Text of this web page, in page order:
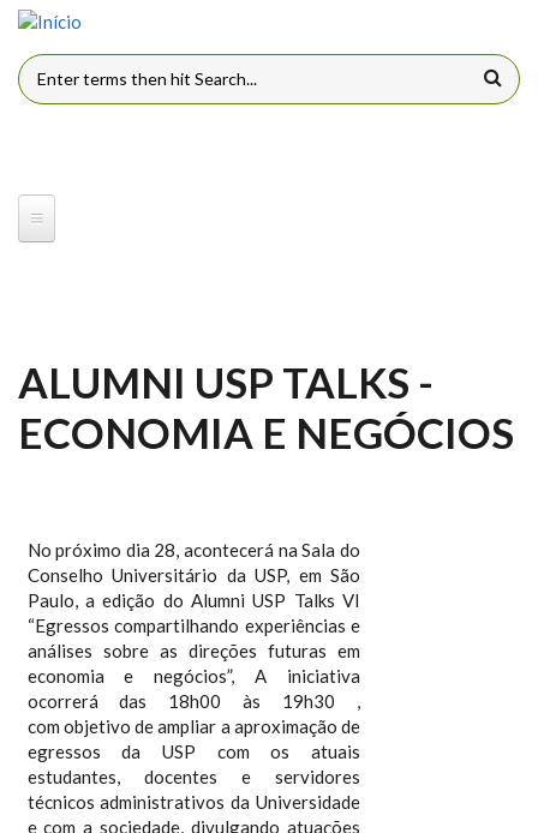
Pular para o conteúdo principal
FORMULÁRIO DE BUSCA
ALUMNI USP TALKS -
ECONOMIA E NEGÓCIOS
No próximo dia 28, acontecerá na Sala do
Conselho Universitário da USP, em São
Paulo, a edição do Alumni USP Talks VI
“Egressos compartilhando experiências e
análises sobre as direções futuras em
economia e negócios”, A iniciativa
ocorrerá das 18h00 às 19h30 ,
com objetivo de ampliar a aproximação de
egressos da USP com os atuais
estudantes, docentes e servidores
técnicos administrativos da Universidade
e com a sociedade, divulgando atuações